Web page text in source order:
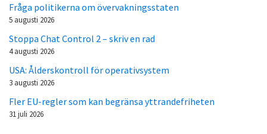
Fråga politikerna om övervakningsstaten
5 augusti 2026
Stoppa Chat Control 2 – skriv en rad
4 augusti 2026
USA: Ålderskontroll för operativsystem
3 augusti 2026
Fler EU-regler som kan begränsa yttrandefriheten
31 juli 2026